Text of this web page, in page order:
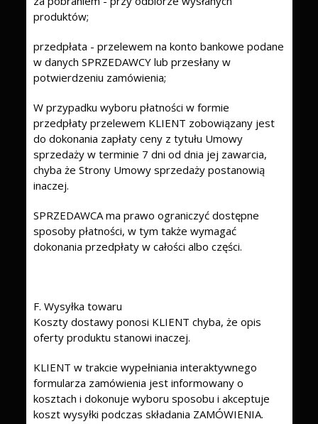
produktów;
przedpłata - przelewem na konto bankowe podane
w danych SPRZEDAWCY lub przesłany w
potwierdzeniu zamówienia;
W przypadku wyboru płatności w formie
przedpłaty przelewem KLIENT zobowiązany jest
do dokonania zapłaty ceny z tytułu Umowy
sprzedaży w terminie 7 dni od dnia jej zawarcia,
chyba że Strony Umowy sprzedaży postanowią
inaczej.
SPRZEDAWCA ma prawo ograniczyć dostępne
sposoby płatności, w tym także wymagać
dokonania przedpłaty w całości albo części.
F. Wysyłka towaru
Koszty dostawy ponosi KLIENT chyba, że opis
oferty produktu stanowi inaczej.
KLIENT w trakcie wypełniania interaktywnego
formularza zamówienia jest informowany o
kosztach i dokonuje wyboru sposobu i akceptuje
koszt wysyłki podczas składania ZAMÓWIENIA.